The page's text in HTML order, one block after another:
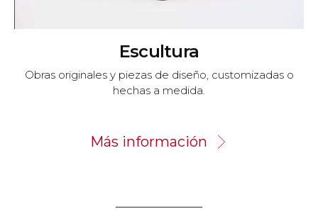
Escultura
Obras originales y piezas de diseño, customizadas o
hechas a medida.
Más información